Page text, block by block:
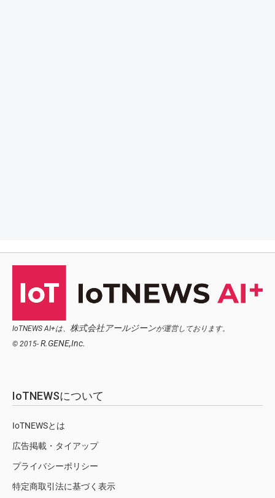
IoTNEWS AI+は、 株式会社アールジーンが運営しております。
© 2015- R.GENE,Inc.
IoTNEWSについて
IoTNEWSとは
広告掲載・タイアップ
プライバシーポリシー
特定商取引法に基づく表示